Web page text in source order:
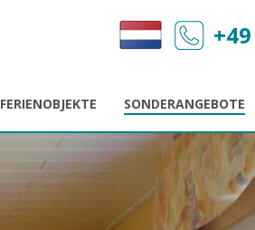
FERIENOBJEKTE SONDERANGEBOTE